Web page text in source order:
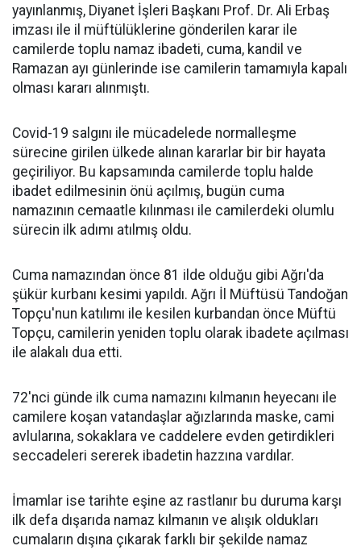
yayınlanmış, Diyanet İşleri Başkanı Prof. Dr. Ali Erbaş
imzası ile il müftülüklerine gönderilen karar ile
camilerde toplu namaz ibadeti, cuma, kandil ve
Ramazan ayı günlerinde ise camilerin tamamıyla kapalı
olması kararı alınmıştı.
Covid-19 salgını ile mücadelede normalleşme
sürecine girilen ülkede alınan kararlar bir bir hayata
geçiriliyor. Bu kapsamında camilerde toplu halde
ibadet edilmesinin önü açılmış, bugün cuma
namazının cemaatle kılınması ile camilerdeki olumlu
sürecin ilk adımı atılmış oldu.
Cuma namazından önce 81 ilde olduğu gibi Ağrı'da
şükür kurbanı kesimi yapıldı. Ağrı İl Müftüsü Tandoğan
Topçu'nun katılımı ile kesilen kurbandan önce Müftü
Topçu, camilerin yeniden toplu olarak ibadete açılması
ile alakalı dua etti.
72'nci günde ilk cuma namazını kılmanın heyecanı ile
camilere koşan vatandaşlar ağızlarında maske, cami
avlularına, sokaklara ve caddelere evden getirdikleri
seccadeleri sererek ibadetin hazzına vardılar.
İmamlar ise tarihte eşine az rastlanır bu duruma karşı
ilk defa dışarıda namaz kılmanın ve alışık oldukları
cumaların dışına çıkarak farklı bir şekilde namaz